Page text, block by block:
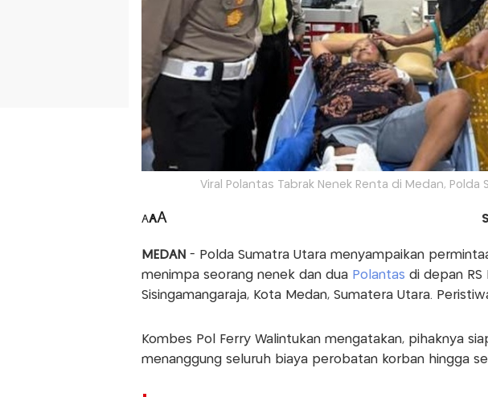
Viral Polantas Tabrak Nenek Renta di Medan, Polda
AAA
MEDAN - Polda Sumatra Utara menyampaikan
menimpa seorang nenek dan dua Polantas di depan RS
Sisingamangaraja, Kota Medan, Sumatera Utara.
Kombes Pol Ferry Walintukan mengatakan, pihaknya
menanggung seluruh biaya perobatan korban hingga